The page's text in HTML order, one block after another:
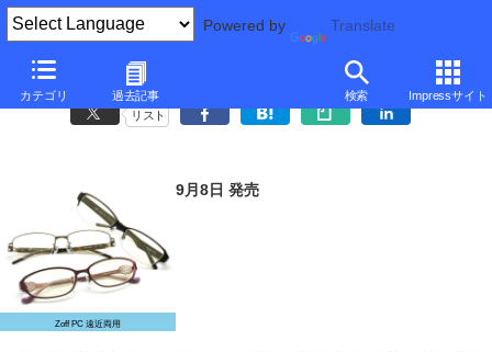
Powered by Translate
カテゴリ 過去記事 検索 Impressサイト
Zoff、ブルーライト対策レンズ「Zoff PC」の遠近/中近両用タイプ
リスト
Zoff PC 遠近両用
9月8日 発売